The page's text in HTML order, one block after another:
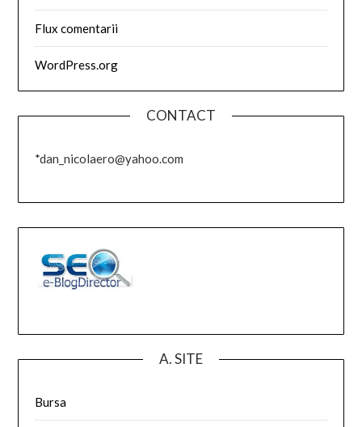
Flux comentarii
WordPress.org
CONTACT
*dan_nicolaero@yahoo.com
A. SITE
Bursa